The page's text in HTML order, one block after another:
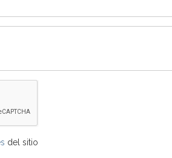
del sitio